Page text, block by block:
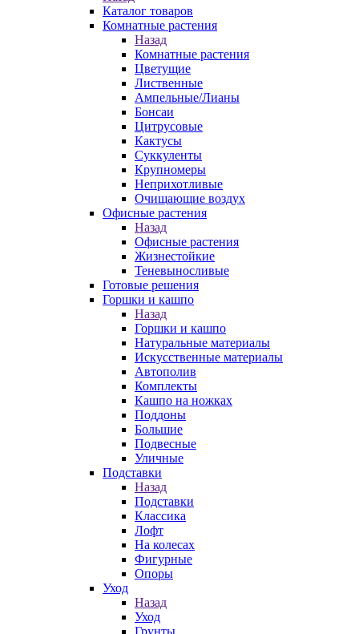
Каталог товаров
Комнатные растения
Назад
Комнатные растения
Цветущие
Лиственные
Ампельные/Лианы
Бонсаи
Цитрусовые
Кактусы
Суккуленты
Крупномеры
Неприхотливые
Очищающие воздух
Офисные растения
Назад
Офисные растения
Жизнестойкие
Теневыносливые
Готовые решения
Горшки и кашпо
Назад
Горшки и кашпо
Натуральные материалы
Искусственные материалы
Автополив
Комплекты
Кашпо на ножках
Поддоны
Большие
Подвесные
Уличные
Подставки
Назад
Подставки
Классика
Лофт
На колесах
Фигурные
Опоры
Уход
Назад
Уход